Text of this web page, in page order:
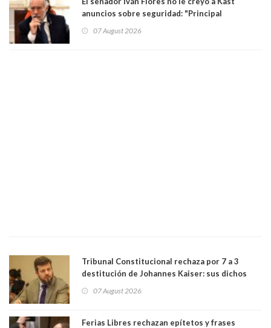
anuncios sobre seguridad: "Principal
perseguir ruta del dinero y levantar secreto
07 August 2026
Tribunal Constitucional rechaza por 7 a 3
destitución de Johannes Kaiser: sus dichos
justicia constitucional porque no es diputado
07 August 2026
Ferias Libres rechazan epítetos y frases